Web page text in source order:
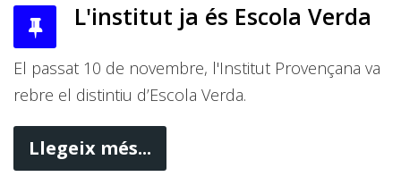
L'institut ja és Escola Verda
El passat 10 de novembre, l'Institut Provençana va
rebre el distintiu d’Escola Verda.
Llegeix més...